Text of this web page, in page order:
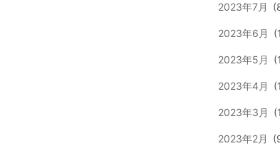
2023年7月
2023年6月
2023年5月
2023年4月
2023年3月
2023年2月